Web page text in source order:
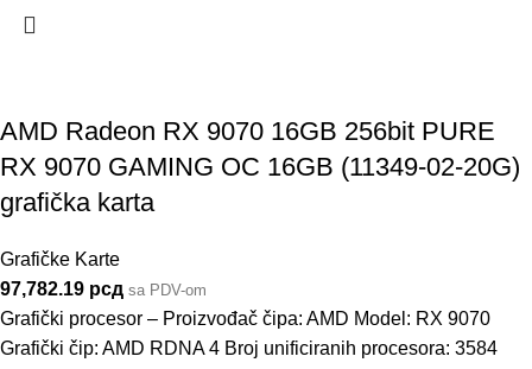
AMD Radeon RX 9070 16GB 256bit PURE
RX 9070 GAMING OC 16GB (11349-02-20G)
grafička karta
Grafičke Karte
97,782.19 рсд sa PDV-om
Grafički procesor – Proizvođač čipa: AMD Model: RX 9070
Grafički čip: AMD RDNA 4 Broj unificiranih procesora: 3584